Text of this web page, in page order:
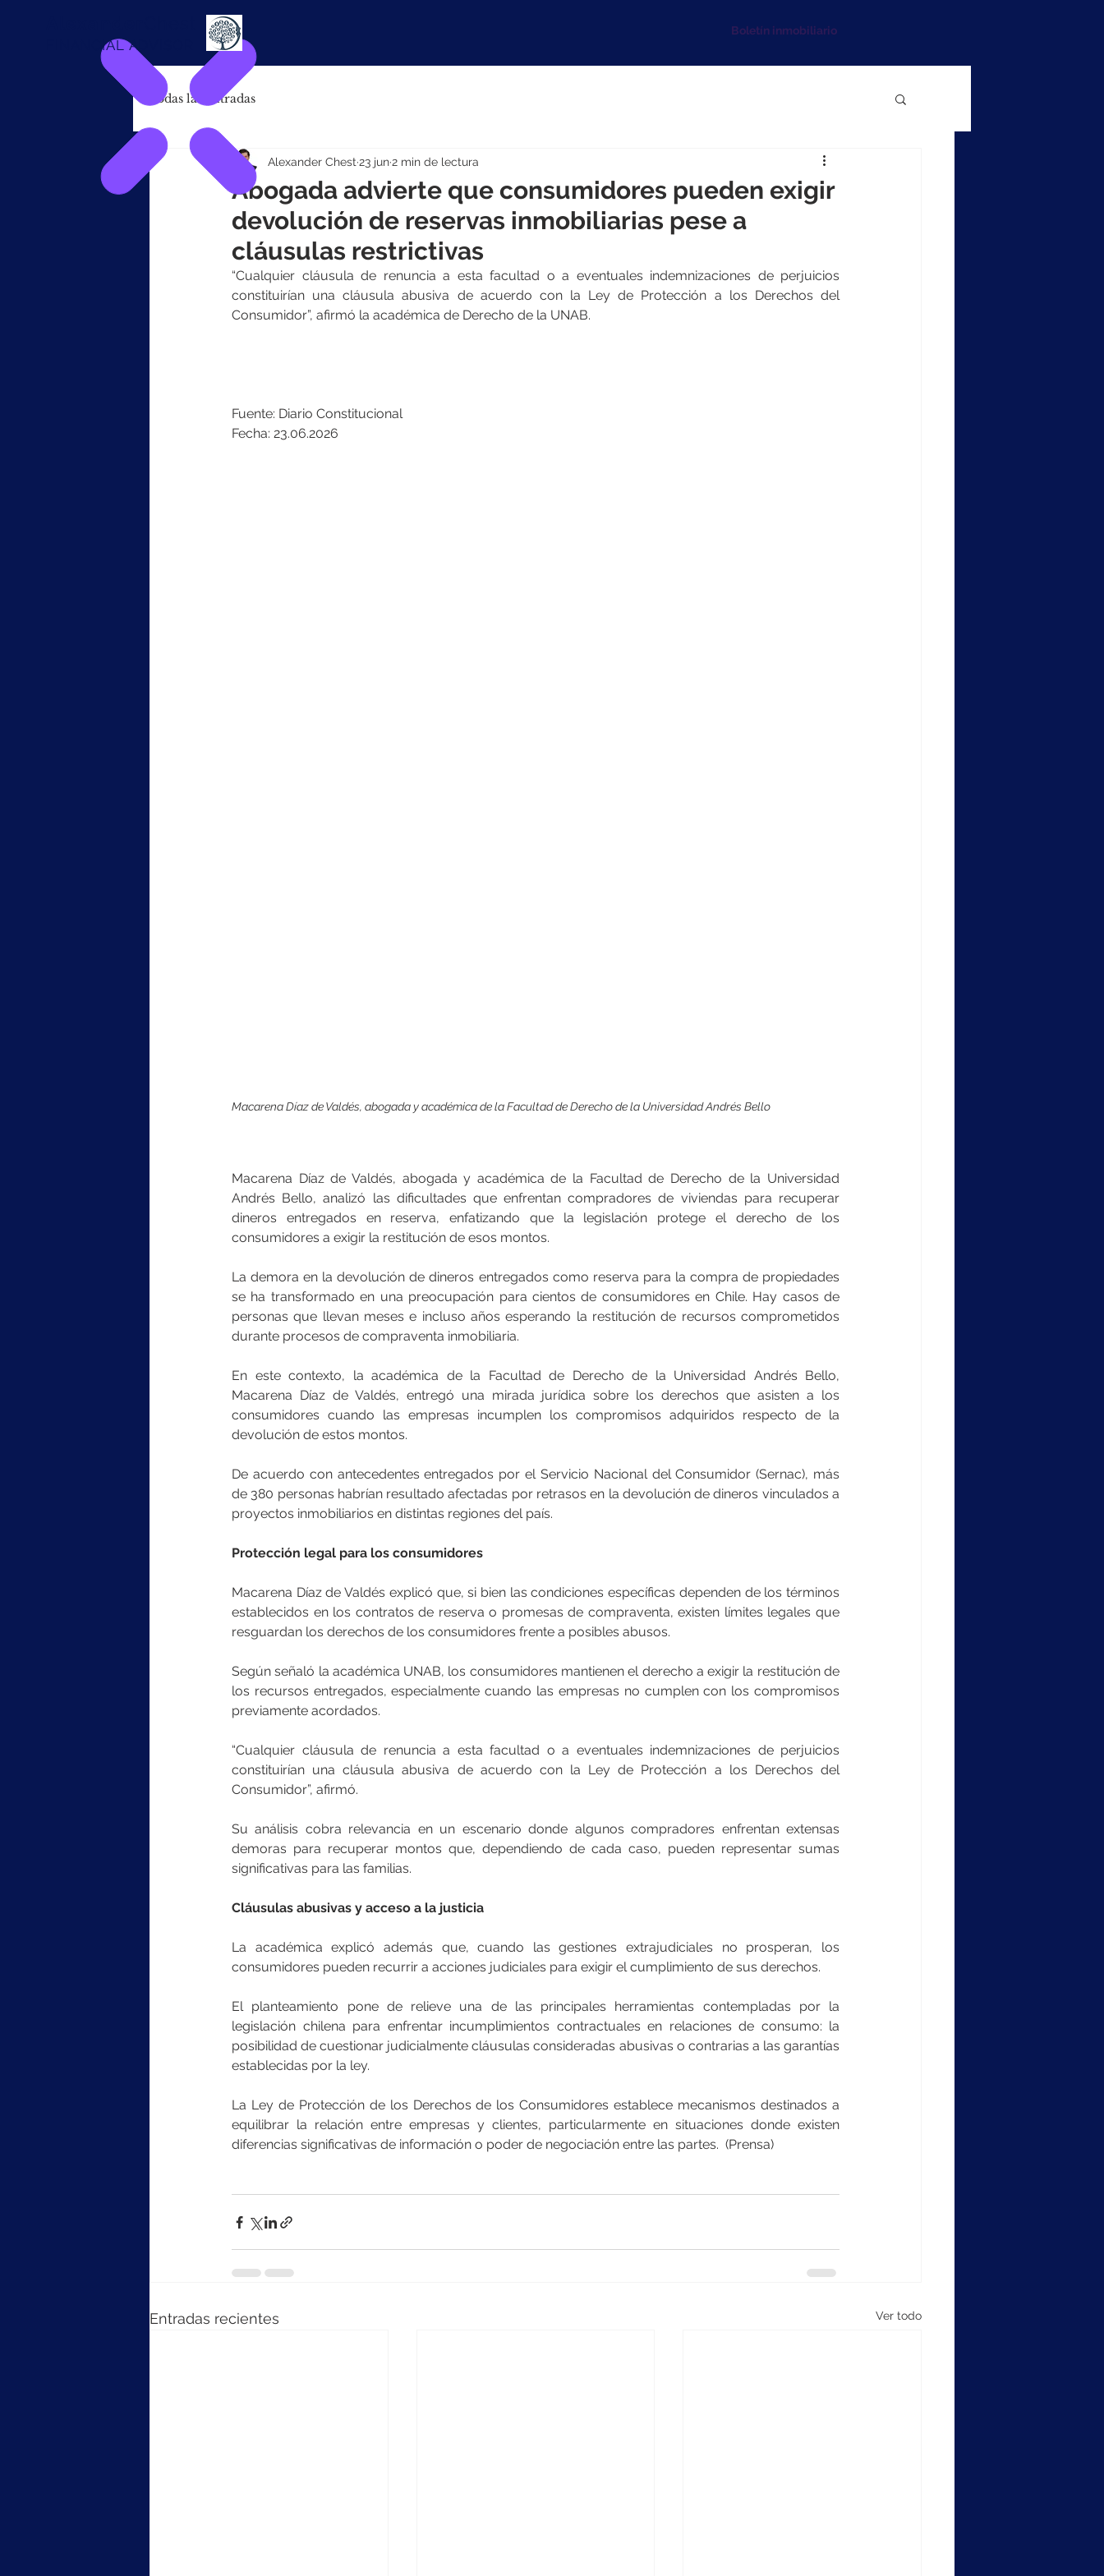
FINANCIAL ADVISOR
Boletín inmobiliario
Todas las entradas
Abogada advierte que consumidores pueden exigir
devolución de reservas inmobiliarias pese a
cláusulas restrictivas
Alexander Chest 23 jun2 min de lectura
“Cualquier cláusula de renuncia a esta facultad o a eventuales indemnizaciones de perjuicios
constituirían una cláusula abusiva de acuerdo con la Ley de Protección a los Derechos del
Consumidor”, afirmó la académica de Derecho de la UNAB.
Fuente: Diario Constitucional
Fecha: 23.06.2026
Macarena Díaz de Valdés, abogada y académica de la Facultad de Derecho de la Universidad Andrés Bello
Macarena Díaz de Valdés, abogada y académica de la Facultad de Derecho de la Universidad
Andrés Bello, analizó las dificultades que enfrentan compradores de viviendas para recuperar
dineros entregados en reserva, enfatizando que la legislación protege el derecho de los
consumidores a exigir la restitución de esos montos.
La demora en la devolución de dineros entregados como reserva para la compra de propiedades
se ha transformado en una preocupación para cientos de consumidores en Chile. Hay casos de
personas que llevan meses e incluso años esperando la restitución de recursos comprometidos
durante procesos de compraventa inmobiliaria.
En este contexto, la académica de la Facultad de Derecho de la Universidad Andrés Bello,
Macarena Díaz de Valdés, entregó una mirada jurídica sobre los derechos que asisten a los
consumidores cuando las empresas incumplen los compromisos adquiridos respecto de la
devolución de estos montos.
De acuerdo con antecedentes entregados por el Servicio Nacional del Consumidor (Sernac), más
de 380 personas habrían resultado afectadas por retrasos en la devolución de dineros vinculados a
proyectos inmobiliarios en distintas regiones del país.
Protección legal para los consumidores
Macarena Díaz de Valdés explicó que, si bien las condiciones específicas dependen de los términos
establecidos en los contratos de reserva o promesas de compraventa, existen límites legales que
resguardan los derechos de los consumidores frente a posibles abusos.
Según señaló la académica UNAB, los consumidores mantienen el derecho a exigir la restitución de
los recursos entregados, especialmente cuando las empresas no cumplen con los compromisos
previamente acordados.
“Cualquier cláusula de renuncia a esta facultad o a eventuales indemnizaciones de perjuicios
constituirían una cláusula abusiva de acuerdo con la Ley de Protección a los Derechos del
Consumidor”, afirmó.
Su análisis cobra relevancia en un escenario donde algunos compradores enfrentan extensas
demoras para recuperar montos que, dependiendo de cada caso, pueden representar sumas
significativas para las familias.
Cláusulas abusivas y acceso a la justicia
La académica explicó además que, cuando las gestiones extrajudiciales no prosperan, los
consumidores pueden recurrir a acciones judiciales para exigir el cumplimiento de sus derechos.
El planteamiento pone de relieve una de las principales herramientas contempladas por la
legislación chilena para enfrentar incumplimientos contractuales en relaciones de consumo: la
posibilidad de cuestionar judicialmente cláusulas consideradas abusivas o contrarias a las garantías
establecidas por la ley.
La Ley de Protección de los Derechos de los Consumidores establece mecanismos destinados a
equilibrar la relación entre empresas y clientes, particularmente en situaciones donde existen
diferencias significativas de información o poder de negociación entre las partes.  (Prensa)
Entradas recientes Ver todo